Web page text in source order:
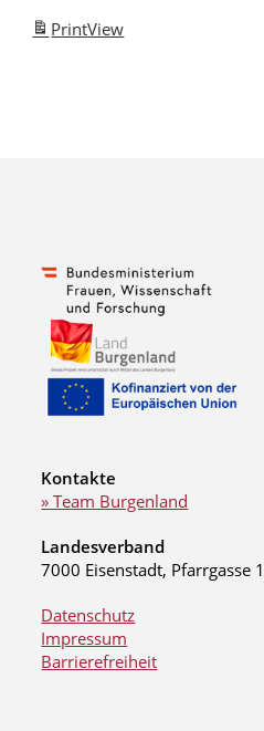
PrintView
Kontakte
» Team Burgenland
Landesverband
7000 Eisenstadt, Pfarrgasse
Datenschutz
Impressum
Barrierefreiheit